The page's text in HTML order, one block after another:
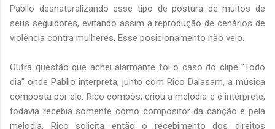
Pabllo desnaturalizando esse tipo de postura de muitos de
seus seguidores, evitando assim a reprodução de cenários de
violência contra mulheres. Esse posicionamento não veio.
Outra questão que achei alarmante foi o caso do clipe "Todo
dia" onde Pabllo interpreta, junto com Rico Dalasam, a música
composta por ele. Rico compôs, criou a melodia e é intérprete,
todavia recebia somente como compositor da canção e pela
melodia. Rico solicita então o recebimento dos direitos